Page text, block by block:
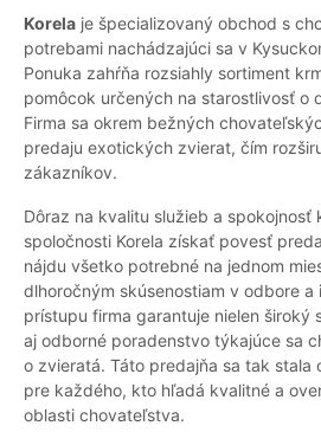
Korela je špecializovaný obchod s
potrebami nachádzajúci sa v
Ponuka zahŕňa rozsiahly sortiment
pomôcok určených na starostlivosť o
Firma sa okrem bežných
predaju exotických zvierat, čím
zákazníkov.
Dôraz na kvalitu služieb a spokojnosť
spoločnosti Korela získať povesť
nájdu všetko potrebné na jednom
dlhoročným skúsenostiam v odbore a
prístupu firma garantuje nielen široký
aj odborné poradenstvo týkajúce sa
o zvieratá. Táto predajňa sa tak stala
pre každého, kto hľadá kvalitné a
oblasti chovateľstva.